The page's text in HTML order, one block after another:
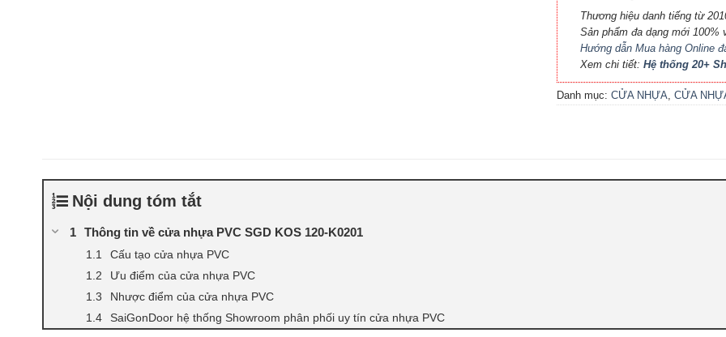
Thương hiệu danh tiếng từ
Sản phẩm đa dạng mới
Hướng dẫn Mua hàng Online
Xem chi tiết: Hệ thống 20+
Danh mục: CỬA NHỰA, CỬA
Nội dung tóm tắt
Thông tin về cửa nhựa PVC SGD KOS 120-K0201
Cấu tạo cửa nhựa PVC
Ưu điểm của cửa nhựa PVC
Nhược điểm của cửa nhựa PVC
SaiGonDoor hệ thống Showroom phân phối uy tín cửa nhựa PVC